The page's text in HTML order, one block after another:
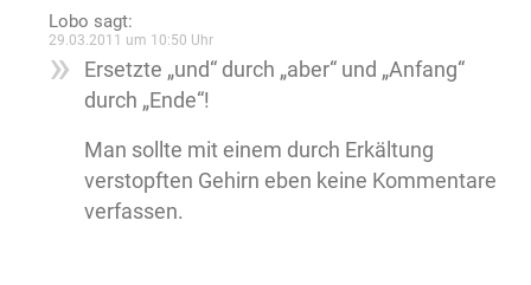
Lobo sagt:
29.03.2011 um 10:50 Uhr
Ersetzte „und“ durch „aber“ und „Anfang“
durch „Ende“!
Man sollte mit einem durch Erkältung
verstopften Gehirn eben keine Kommentare
verfassen.